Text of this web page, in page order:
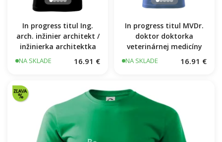
In progress titul Ing.
arch. inžinier architekt /
inžinierka architektka
NA SKLADE 16.91 €
In progress titul MVDr.
doktor doktorka
veterinárnej medicíny
NA SKLADE 16.91 €